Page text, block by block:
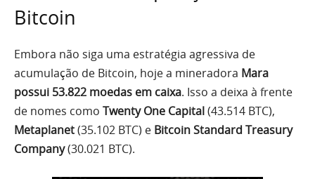
Bitcoin
Embora não siga uma estratégia agressiva de
acumulação de Bitcoin, hoje a mineradora Mara
possui 53.822 moedas em caixa. Isso a deixa à frente
de nomes como Twenty One Capital(43.514 BTC),
Metaplanet(35.102 BTC) e Bitcoin Standard Treasury
Company(30.021 BTC).